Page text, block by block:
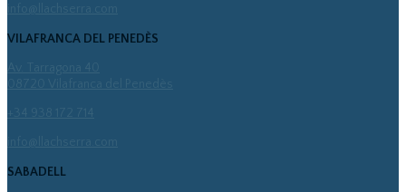
info@llachserra.com
VILAFRANCA DEL PENEDÈS
info@llachserra.com
SABADELL